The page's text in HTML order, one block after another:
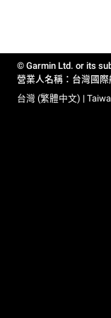
© Garmin Ltd. or its
營業人名稱：台灣國
台灣 (繁體中文) |